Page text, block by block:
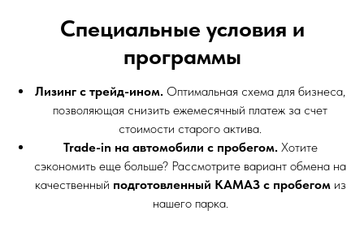
Специальные условия и
программы
Лизинг с трейд-ином. Оптимальная схема для бизнеса,
позволяющая снизить ежемесячный платеж за счет
стоимости старого актива.
Trade-in на автомобили с пробегом.Хотите
сэкономить еще больше? Рассмотрите вариант обмена на
качественный подготовленный КАМАЗ с пробегомиз
нашего парка.